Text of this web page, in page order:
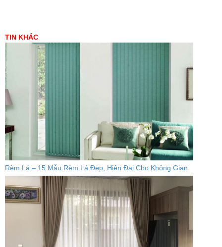
TIN KHÁC
Rèm Lá – 15 Mẫu Rèm Lá Đẹp, Hiện Đại Cho Không Gian